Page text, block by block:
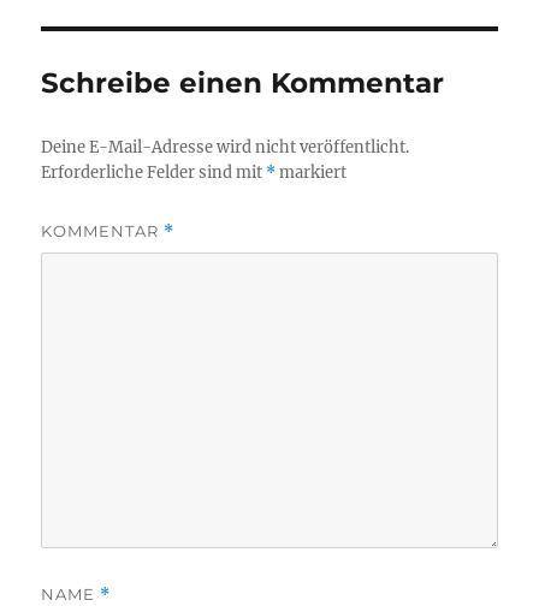
Schreibe einen Kommentar
Deine E-Mail-Adresse wird nicht veröffentlicht.
Erforderliche Felder sind mit *markiert
KOMMENTAR *
NAME *